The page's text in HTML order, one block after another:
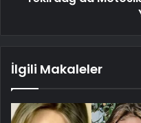
İlgili Makaleler